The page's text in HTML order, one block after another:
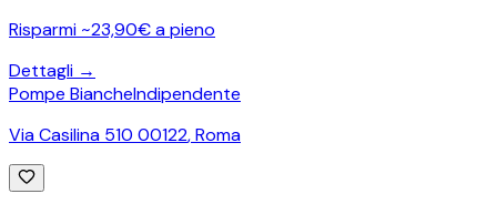
Risparmi ~23,90€ a pieno
Dettagli →
Pompe BiancheIndipendente
Via Casilina 510 00122,Roma